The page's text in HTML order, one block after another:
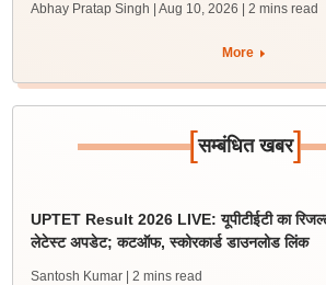
Abhay Pratap Singh | Aug 10, 2026 | 2 mins read
More
[सम्बंधित खबर]
UPTET Result 2026 LIVE: यूपीटीईटी का
लेटेस्ट अपडेट; कटऑफ, स्कोरकार्ड डाउनलोड लिंक
Santosh Kumar | 2 mins read